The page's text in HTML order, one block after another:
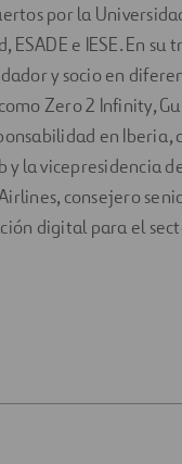
por la
ESADE e IESE. En
y socio en
Zero 2 Infinity,
en Iberia,
la vicepresidencia
consejero
digital para el